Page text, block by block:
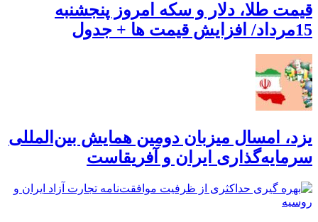
قیمت طلا، دلار و سکه امروز پنجشنبه
15مرداد/ افزایش قیمت ها + جدول
یزد، امسال میزبان دومین همایش بین‌المللی
سرمایه‌گذاری ایران و آفریقاست